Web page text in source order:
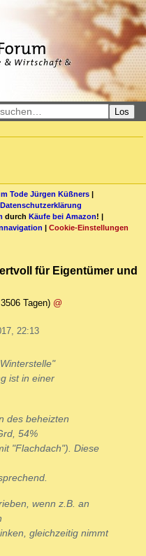
Los
Tode Jürgen Küßners |
Datenschutzerklärung
durch Käufe bei Amazon! |
| Cookie-Einstellungen
für Eigentümer und
Tagen) @
22:13
ist in einer
des beheizten
54%
"Flachdach"). Diese
wenn z.B. an
gleichzeitig nimmt